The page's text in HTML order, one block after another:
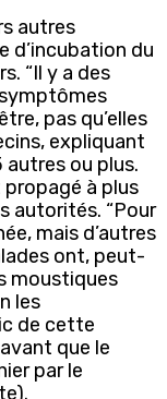
autres
d’incubation du
“Il y a des
pas qu’elles
expliquant
autres ou plus.
propagé à plus
autorités. “Pour
mais d’autres
ont, peut-
moustiques
les
de cette
que le
par le